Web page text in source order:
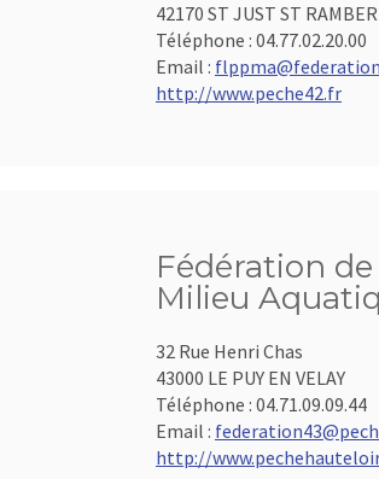
42170 ST JUST ST
Téléphone : 04.77.02.20.00
Email :
http://www.peche42.fr
Fédération
Milieu
32 Rue Henri Chas
43000 LE PUY EN VELAY
Téléphone : 04.71.09.09.44
Email :
http://